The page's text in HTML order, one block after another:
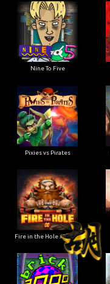
Nine To Five
Pixies vs Pirates
Fire in the Hole xBomb